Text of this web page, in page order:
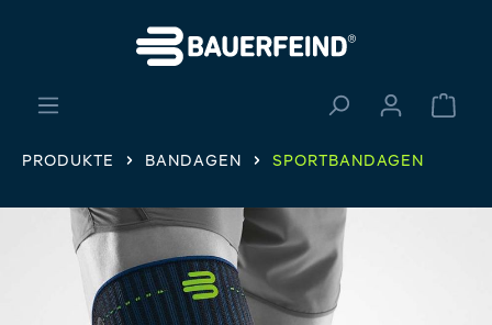
PRODUKTE BANDAGEN SPORTBANDAGEN